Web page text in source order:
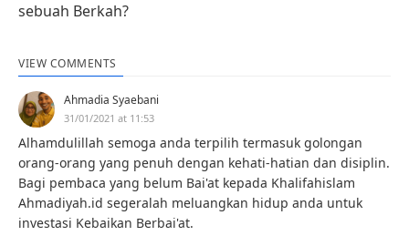
sebuah Berkah?
VIEW COMMENTS
Ahmadia Syaebani
31/01/2021 at 11:53
Alhamdulillah semoga anda terpilih termasuk golongan
orang-orang yang penuh dengan kehati-hatian dan disiplin.
Bagi pembaca yang belum Bai'at kepada Khalifahislam
Ahmadiyah.id segeralah meluangkan hidup anda untuk
investasi Kebaikan Berbai'at.